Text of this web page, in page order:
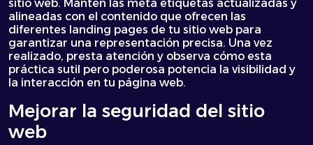
sitio web. Mantén las meta etiquetas actualizadas y
alineadas con el contenido que ofrecen las
diferentes landing pages de tu sitio web para
garantizar una representación precisa. Una vez
realizado, presta atención y observa cómo esta
práctica sutil pero poderosa potencia la visibilidad y
la interacción en tu página web.
Mejorar la seguridad del sitio
web